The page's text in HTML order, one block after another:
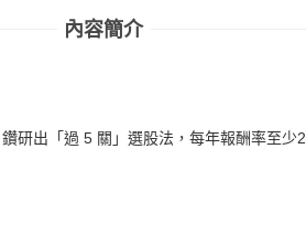
內容簡介
研出「過 5 關」選股法，每年報酬率至少